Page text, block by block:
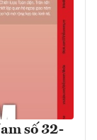
số 32-